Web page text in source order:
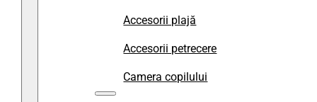
Accesorii plajă
Accesorii petrecere
Camera copilului